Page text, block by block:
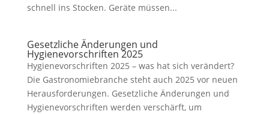
schnell ins Stocken. Geräte müssen...
Gesetzliche Änderungen und
Hygienevorschriften 2025
Hygienevorschriften 2025 – was hat sich verändert?
Die Gastronomiebranche steht auch 2025 vor neuen
Herausforderungen. Gesetzliche Änderungen und
Hygienevorschriften werden verschärft, um